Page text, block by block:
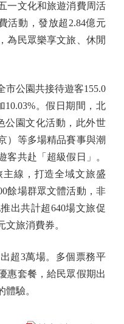
一文化和旅遊消費周活
活動，發放超2.84億元
為民眾樂享文旅、休閒
公園共接待遊客155.0
。假日期間，北
公園文化活動，此外世
）等多場精品賽事與潮
客共赴「超級假日」。
線，打造全域文旅盛
餘場群眾文體活動，非
出共計超640場文旅促
文旅消費券。
3萬場。多個票務平
惠套餐，給民眾假期出
驗。